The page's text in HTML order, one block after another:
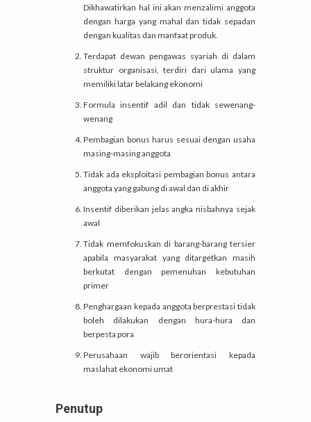
Dikhawatirkan hal ini akan menzalimi anggota
dengan harga yang mahal dan tidak sepadan
dengan kualitas dan manfaat produk.
Terdapat dewan pengawas syariah di dalam
struktur organisasi, terdiri dari ulama yang
memiliki latar belakang ekonomi
Formula insentif adil dan tidak sewenang-
wenang
Pembagian bonus harus sesuai dengan usaha
masing-masing anggota
Tidak ada eksploitasi pembagian bonus antara
anggota yang gabung di awal dan di akhir
Insentif diberikan jelas angka nisbahnya sejak
awal
Tidak memfokuskan di barang-barang tersier
apabila masyarakat yang ditargetkan masih
berkutat dengan pemenuhan kebutuhan
primer
Penghargaan kepada anggota berprestasi tidak
boleh dilakukan dengan hura-hura dan
berpesta pora
Perusahaan wajib berorientasi kepada
maslahat ekonomi umat
Penutup